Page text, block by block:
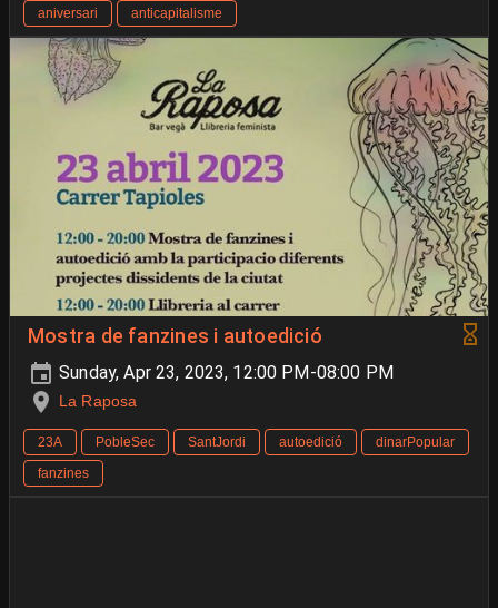
aniversari
anticapitalisme
Mostra de fanzines i autoedició
Sunday, Apr 23, 2023, 12:00 PM-08:00 PM
La Raposa
23A PobleSec SantJordi autoedició
dinarPopular
fanzines